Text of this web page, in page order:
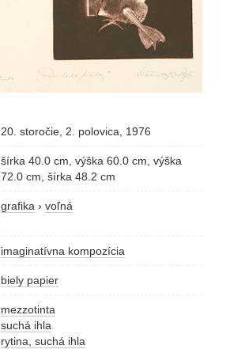
20. storočie, 2. polovica, 1976
šírka 40.0 cm, výška 60.0 cm, výška
72.0 cm, šírka 48.2 cm
grafika › voľná
imaginatívna kompozícia
biely papier
mezzotinta
suchá ihla
rytina, suchá ihla